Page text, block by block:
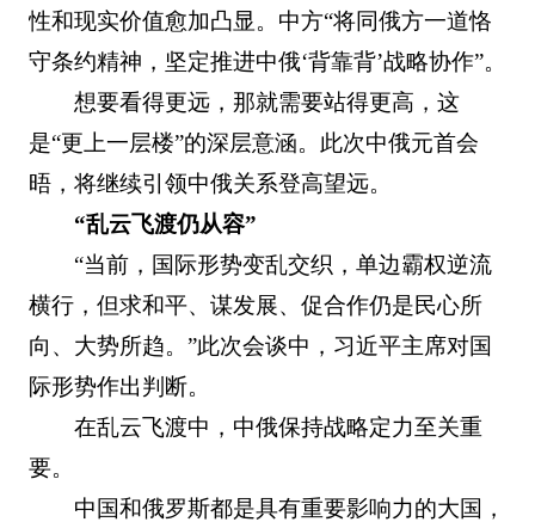
性和现实价值愈加凸显。中方“将同俄方一道恪
守条约精神，坚定推进中俄‘背靠背’战略协作”。
想要看得更远，那就需要站得更高，这
是“更上一层楼”的深层意涵。此次中俄元首会
晤，将继续引领中俄关系登高望远。
“乱云飞渡仍从容”
“当前，国际形势变乱交织，单边霸权逆流
横行，但求和平、谋发展、促合作仍是民心所
向、大势所趋。”此次会谈中，习近平主席对国
际形势作出判断。
在乱云飞渡中，中俄保持战略定力至关重
要。
中国和俄罗斯都是具有重要影响力的大国，